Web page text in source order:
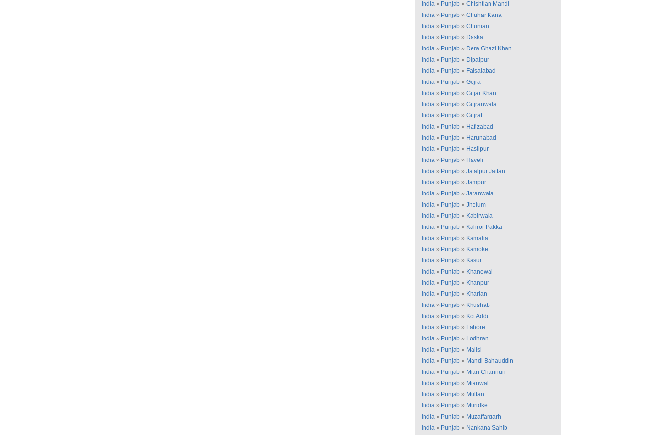
India » Punjab » Chishtian Mandi
India » Punjab » Chuhar Kana
India » Punjab » Chunian
India » Punjab » Daska
India » Punjab » Dera Ghazi Khan
India » Punjab » Dipalpur
India » Punjab » Faisalabad
India » Punjab » Gojra
India » Punjab » Gujar Khan
India » Punjab » Gujranwala
India » Punjab » Gujrat
India » Punjab » Hafizabad
India » Punjab » Harunabad
India » Punjab » Hasilpur
India » Punjab » Haveli
India » Punjab » Jalalpur Jattan
India » Punjab » Jampur
India » Punjab » Jaranwala
India » Punjab » Jhelum
India » Punjab » Kabirwala
India » Punjab » Kahror Pakka
India » Punjab » Kamalia
India » Punjab » Kamoke
India » Punjab » Kasur
India » Punjab » Khanewal
India » Punjab » Khanpur
India » Punjab » Kharian
India » Punjab » Khushab
India » Punjab » Kot Addu
India » Punjab » Lahore
India » Punjab » Lodhran
India » Punjab » Mailsi
India » Punjab » Mandi Bahauddin
India » Punjab » Mian Channun
India » Punjab » Mianwali
India » Punjab » Multan
India » Punjab » Muridke
India » Punjab » Muzaffargarh
India » Punjab » Nankana Sahib